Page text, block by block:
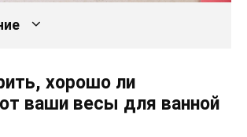
хорошо ли
ваши весы для ванной